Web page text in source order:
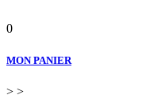
0
MON PANIER
> >